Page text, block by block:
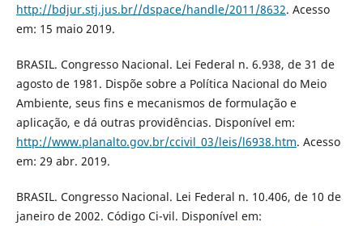
http://bdjur.stj.jus.br//dspace/handle/2011/8632. Acesso
em: 15 maio 2019.
BRASIL. Congresso Nacional. Lei Federal n. 6.938, de 31 de
agosto de 1981. Dispõe sobre a Política Nacional do Meio
Ambiente, seus fins e mecanismos de formulação e
aplicação, e dá outras providências. Disponível em:
http://www.planalto.gov.br/ccivil_03/leis/l6938.htm. Acesso
em: 29 abr. 2019.
BRASIL. Congresso Nacional. Lei Federal n. 10.406, de 10 de
janeiro de 2002. Código Ci-vil. Disponível em: